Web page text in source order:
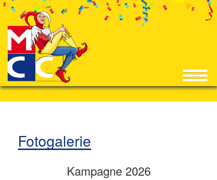
Fotogalerie
Kampagne 2026